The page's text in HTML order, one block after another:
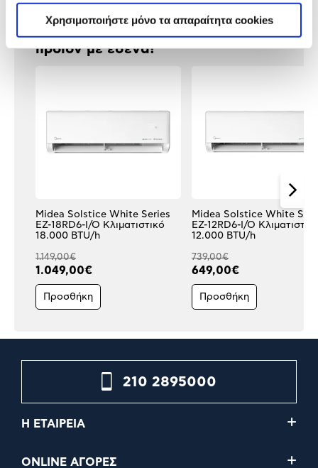
Χρησιμοποιήστε μόνο τα απαραίτητα cookies
Δες τι κλίκαραν όσοι είδαν το ίδιο
προϊόν με εσένα!
Midea Solstice White Series
EZ-18RD6-I/O Κλιματιστικό
18.000 BTU/h
1.149,00€
1.049,00€
Προσθήκη
Midea Solstice White
EZ-12RD6-I/O
12.000 BTU/h
739,00€
649,00€
Προσθήκη
210 2895000
Η ΕΤΑΙΡΕΙΑ
ONLINE ΑΓΟΡΕΣ